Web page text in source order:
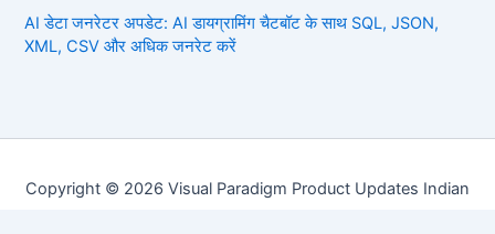
AI डेटा जनरेटर अपडेट: AI डायग्रामिंग चैटबॉट के साथ SQL, JSON,
XML, CSV और अधिक जनरेट करें
Copyright © 2026 Visual Paradigm Product Updates Indian